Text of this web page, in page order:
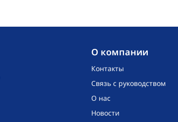
O компании
Контакты
Связь с руководством
О нас
Новости